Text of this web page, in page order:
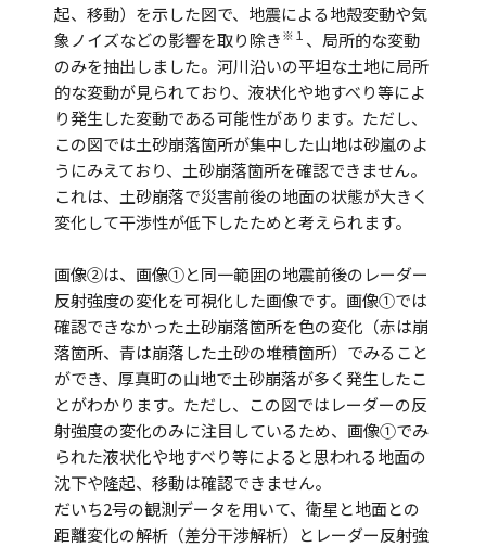
起、移動）を示した図で、地震による地殻変動や気
象ノイズなどの影響を取り除き※１ 、局所的な変動
のみを抽出しました。河川沿いの平坦な土地に局所
的な変動が見られており、液状化や地すべり等によ
り発生した変動である可能性があります。ただし、
この図では土砂崩落箇所が集中した山地は砂嵐のよ
うにみえており、土砂崩落箇所を確認できません。
これは、土砂崩落で災害前後の地面の状態が大きく
変化して干渉性が低下したためと考えられます。
画像②は、画像①と同一範囲の地震前後のレーダー
反射強度の変化を可視化した画像です。画像①では
確認できなかった土砂崩落箇所を色の変化（赤は崩
落箇所、青は崩落した土砂の堆積箇所）でみること
ができ、厚真町の山地で土砂崩落が多く発生したこ
とがわかります。ただし、この図ではレーダーの反
射強度の変化のみに注目しているため、画像①でみ
られた液状化や地すべり等によると思われる地面の
沈下や隆起、移動は確認できません。
だいち2号の観測データを用いて、衛星と地面との
距離変化の解析（差分干渉解析）とレーダー反射強